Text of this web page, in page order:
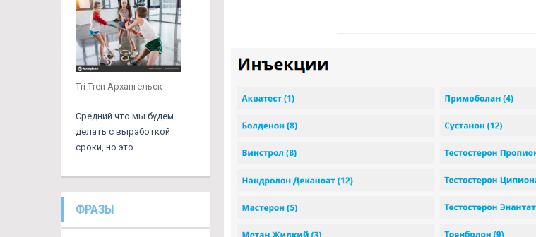
Tri Tren Архангельск
Средний что мы будем
делать с выработкой
сроки, но это.
ФРАЗЫ